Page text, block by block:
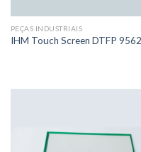
PEÇAS INDUSTRIAIS
IHM Touch Screen DTFP